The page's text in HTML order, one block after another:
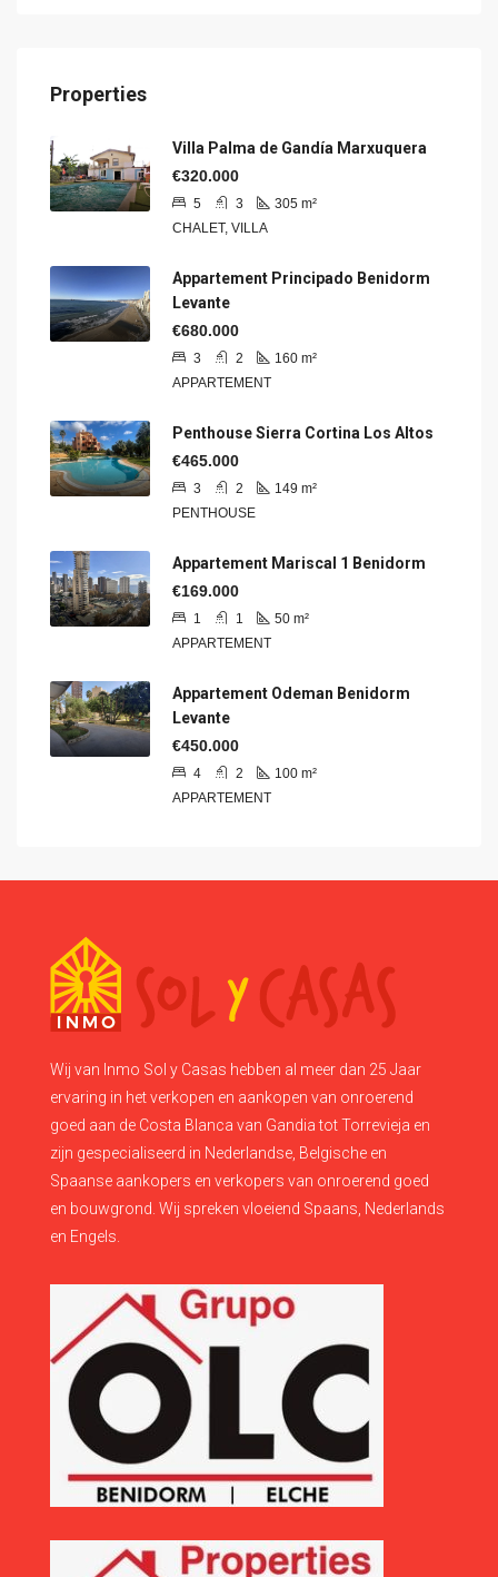
Properties
Villa Palma de Gandía Marxuquera
€320.000
5 3 305 m²
CHALET, VILLA
Appartement Principado Benidorm
Levante
€680.000
3 2 160 m²
APPARTEMENT
Penthouse Sierra Cortina Los Altos
€465.000
3 2 149 m²
PENTHOUSE
Appartement Mariscal 1 Benidorm
€169.000
1 1 50 m²
APPARTEMENT
Appartement Odeman Benidorm
Levante
€450.000
4 2 100 m²
APPARTEMENT
Wij van Inmo Sol y Casas hebben al meer dan 25 Jaar
ervaring in het verkopen en aankopen van onroerend
goed aan de Costa Blanca van Gandia tot Torrevieja en
zijn gespecialiseerd in Nederlandse, Belgische en
Spaanse aankopers en verkopers van onroerend goed
en bouwgrond. Wij spreken vloeiend Spaans, Nederlands
en Engels.